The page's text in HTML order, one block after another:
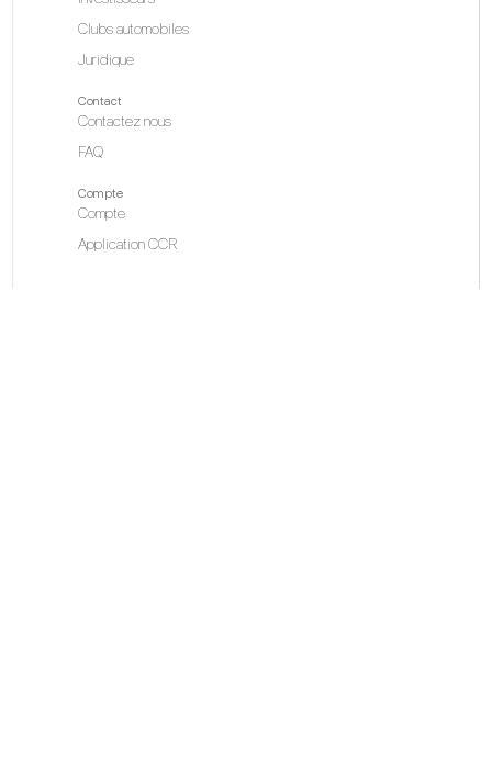
Clubs automobiles
Juridique
Contact
Contactez nous
FAQ
Compte
Compte
Application CCR